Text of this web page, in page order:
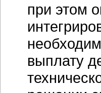
при этом
выплату